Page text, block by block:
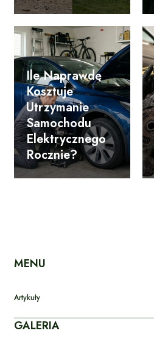
Ile Naprawdę
Kosztuje
Utrzymanie
Samochodu
Elektrycznego
Rocznie?
MENU
Artykuły
GALERIA